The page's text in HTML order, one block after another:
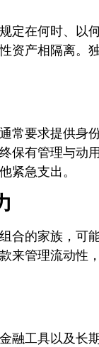
定在何时、以
资产相隔离。
常要求提供身
保有管理与动
紧急支出。
合的家族，可
来管理流动性
融工具以及长